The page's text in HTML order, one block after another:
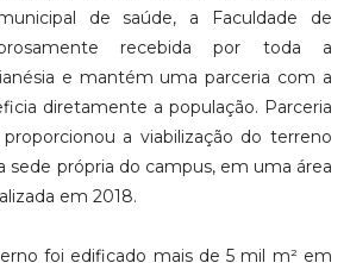
de saúde, a Faculdade de
recebida por toda a
e mantém uma parceria com a
diretamente a população. Parceria
a viabilização do terreno
sede própria do campus, em uma área
em 2018.
foi edificado mais de 5 mil m² em